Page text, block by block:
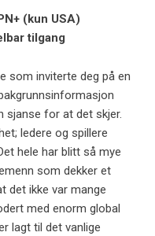
(kun USA)
tilgang
som inviterte deg på en
sjanse for at det skjer.
ledere og spillere
hele har blitt så mye
som dekker et
det ikke var mange
med enorm global
lagt til det vanlige